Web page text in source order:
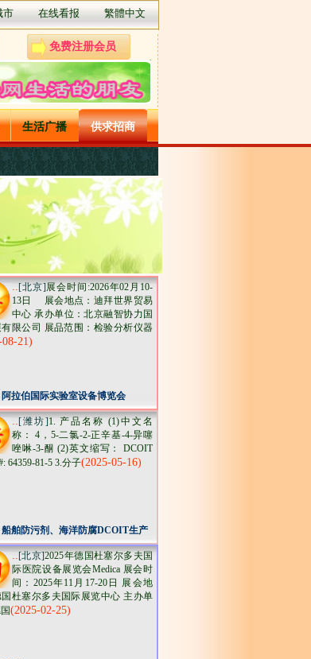
市 在线看报 繁體中文
免费注册会员
生活广播 供求招商
..[北京]展会时间:2026年02月10-
13日 展会地点：迪拜世界贸易
中心 承办单位：北京融智协力国
有限公司 展品范围：检验分析仪器
21)
阿拉伯国际实验室设备博览会
WHXLabsDubai2026
..[潍坊]1. 产品名称 (1)中文名
称： 4，5-二氯-2-正辛基-4-异噻
唑啉-3-酮 (2)英文缩写： DCOIT
64359-81-5 3.分子(2025-05-16)
船舶防污剂、海洋防腐DCOIT生产
厂家山东潍坊裕滨
..[北京]2025年德国杜塞尔多夫国
际医院设备展览会Medica 展会时
间：2025年11月17-20日 展会地
国杜塞尔多夫国际展览中心 主办单
(2025-02-25)